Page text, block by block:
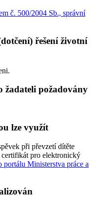
č. 500/2004 Sb., správní
řešení životní
žadateli požadovány
lze využít
při převzetí dítěte
pro elektronický
portálu Ministerstva práce a